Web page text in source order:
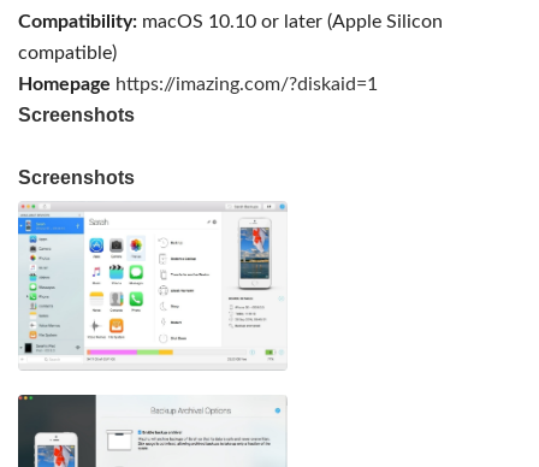
Compatibility: macOS 10.10 or later (Apple Silicon
compatible)
Homepage https://imazing.com/?diskaid=1
Screenshots
Screenshots